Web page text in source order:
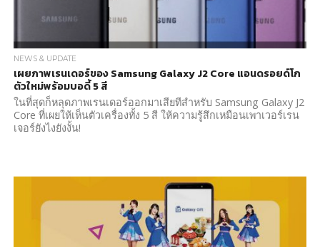
NEWS & UPDATE
เผยภาพเรนเดอร์ของ Samsung Galaxy J2 Core แอนดรอยด์โก
ตัวใหม่พร้อมบอดี้ 5 สี
ในที่สุดก็หลุดภาพเรนเดอร์ออกมาเสียทีสำหรับ Samsung Galaxy J2
Core ที่เผยให้เห็นตัวเครื่องทั้ง 5 สี ให้ความรู้สึกเหมือนเพาเวอร์เรน
เจอร์ยังไงยังงั้น!